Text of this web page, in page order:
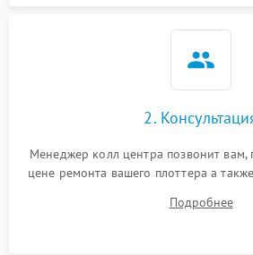
2.
Менеджер колл центра позвонит вам,
цене ремонта вашего плоттера а
Подробнее